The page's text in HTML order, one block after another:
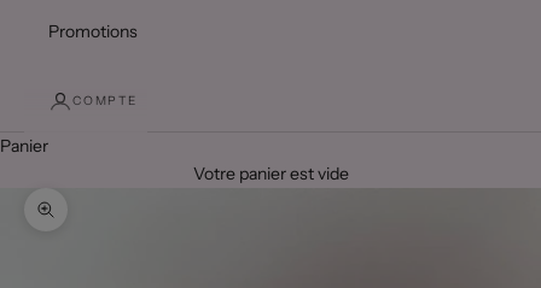
Promotions
COMPTE
Panier
Votre panier est vide
Zoomer sur l'image